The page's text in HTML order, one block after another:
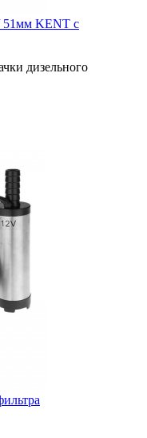
51мм KENT с
дизельного